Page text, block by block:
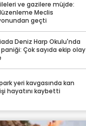
ve gazilere müjde:
Meclis
geçti
Deniz Harp Okulu'nda
paniği: Çok sayıda ekip olay
yeri kavgasında kan
hayatını kaybetti